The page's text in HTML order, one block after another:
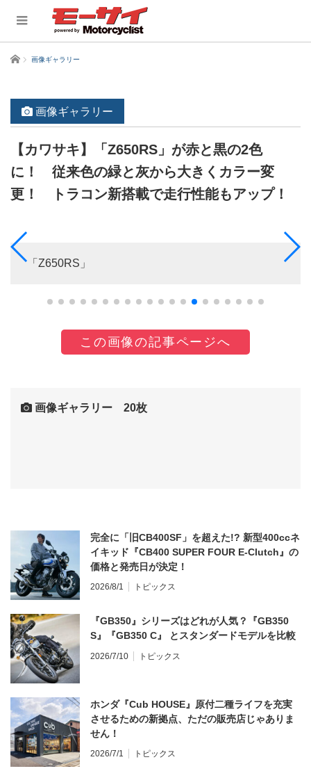
ホーム 画像ギャラリー
画像ギャラリー
【カワサキ】「Z650RS」が赤と黒の2色
に！ 従来色の緑と灰から大きくカラー変
更！ トラコン新搭載で走行性能もアップ！
「Z650RS」
この画像の記事ページへ
画像ギャラリー 20枚
完全に「旧CB400SF」を超えた!? 新型400ccネ
イキッド『CB400 SUPER FOUR E-Clutch』の
価格と発売日が決定！
2026/8/1 トピックス
『GB350』シリーズはどれが人気？『GB350
S』『GB350 C』 とスタンダードモデルを比較
2026/7/10 トピックス
ホンダ『Cub HOUSE』原付二種ライフを充実
させるための新拠点、ただの販売店じゃありま
せん！
2026/7/1 トピックス